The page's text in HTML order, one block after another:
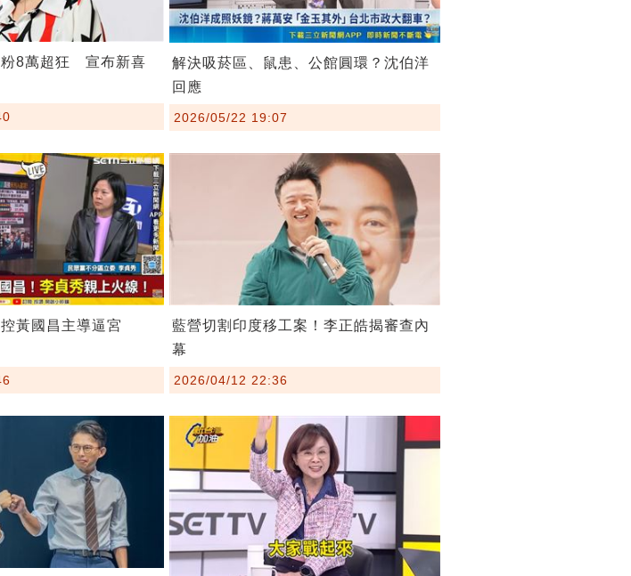
粉8萬超狂 宣布新喜
解決吸菸區、鼠患、公館圓環？沈伯洋
回應
2026/05/22 19:07
黃國昌主導逼宮
藍營切割印度移工案！李正皓揭審查內
幕
2026/04/12 22:36